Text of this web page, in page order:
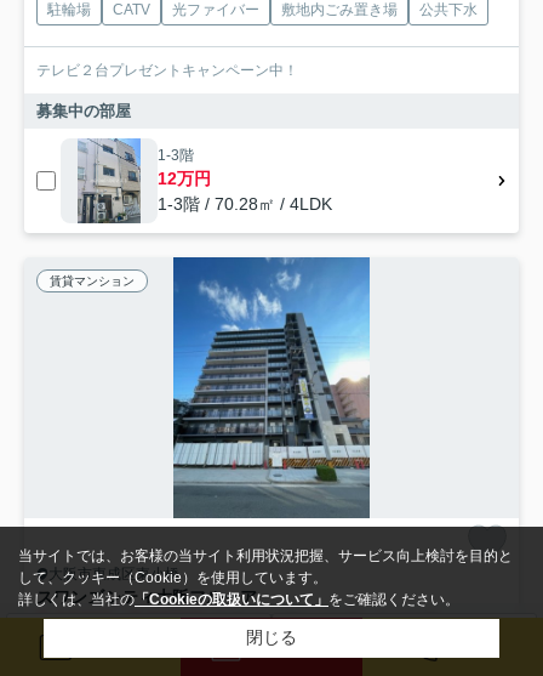
駐輪場 CATV 光ファイバー 敷地内ごみ置き場 公共下水
テレビ２台プレゼントキャンペーン中！
募集中の部屋
1-3階
12万円
1-3階 / 70.28㎡ / 4LDK
賃貸マンション
大阪市東成区東小橋
スワンズシティ大阪フルーア
7.16万円～9.66万円管理/共益費5,400円～7,400円
23.37㎡～31.88㎡ (1K～1LDK) /築1年 /11階建
来店予約
当サイトでは、お客様の当サイト利用状況把握、サービス向上検討を目的と
して、クッキー（Cookie）を使用しています。
詳しくは、当社の「Cookieの取扱いについて」 をご確認ください。
閉じる